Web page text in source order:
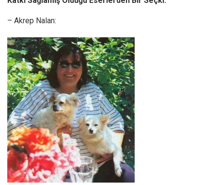
– Akrep Nalan: